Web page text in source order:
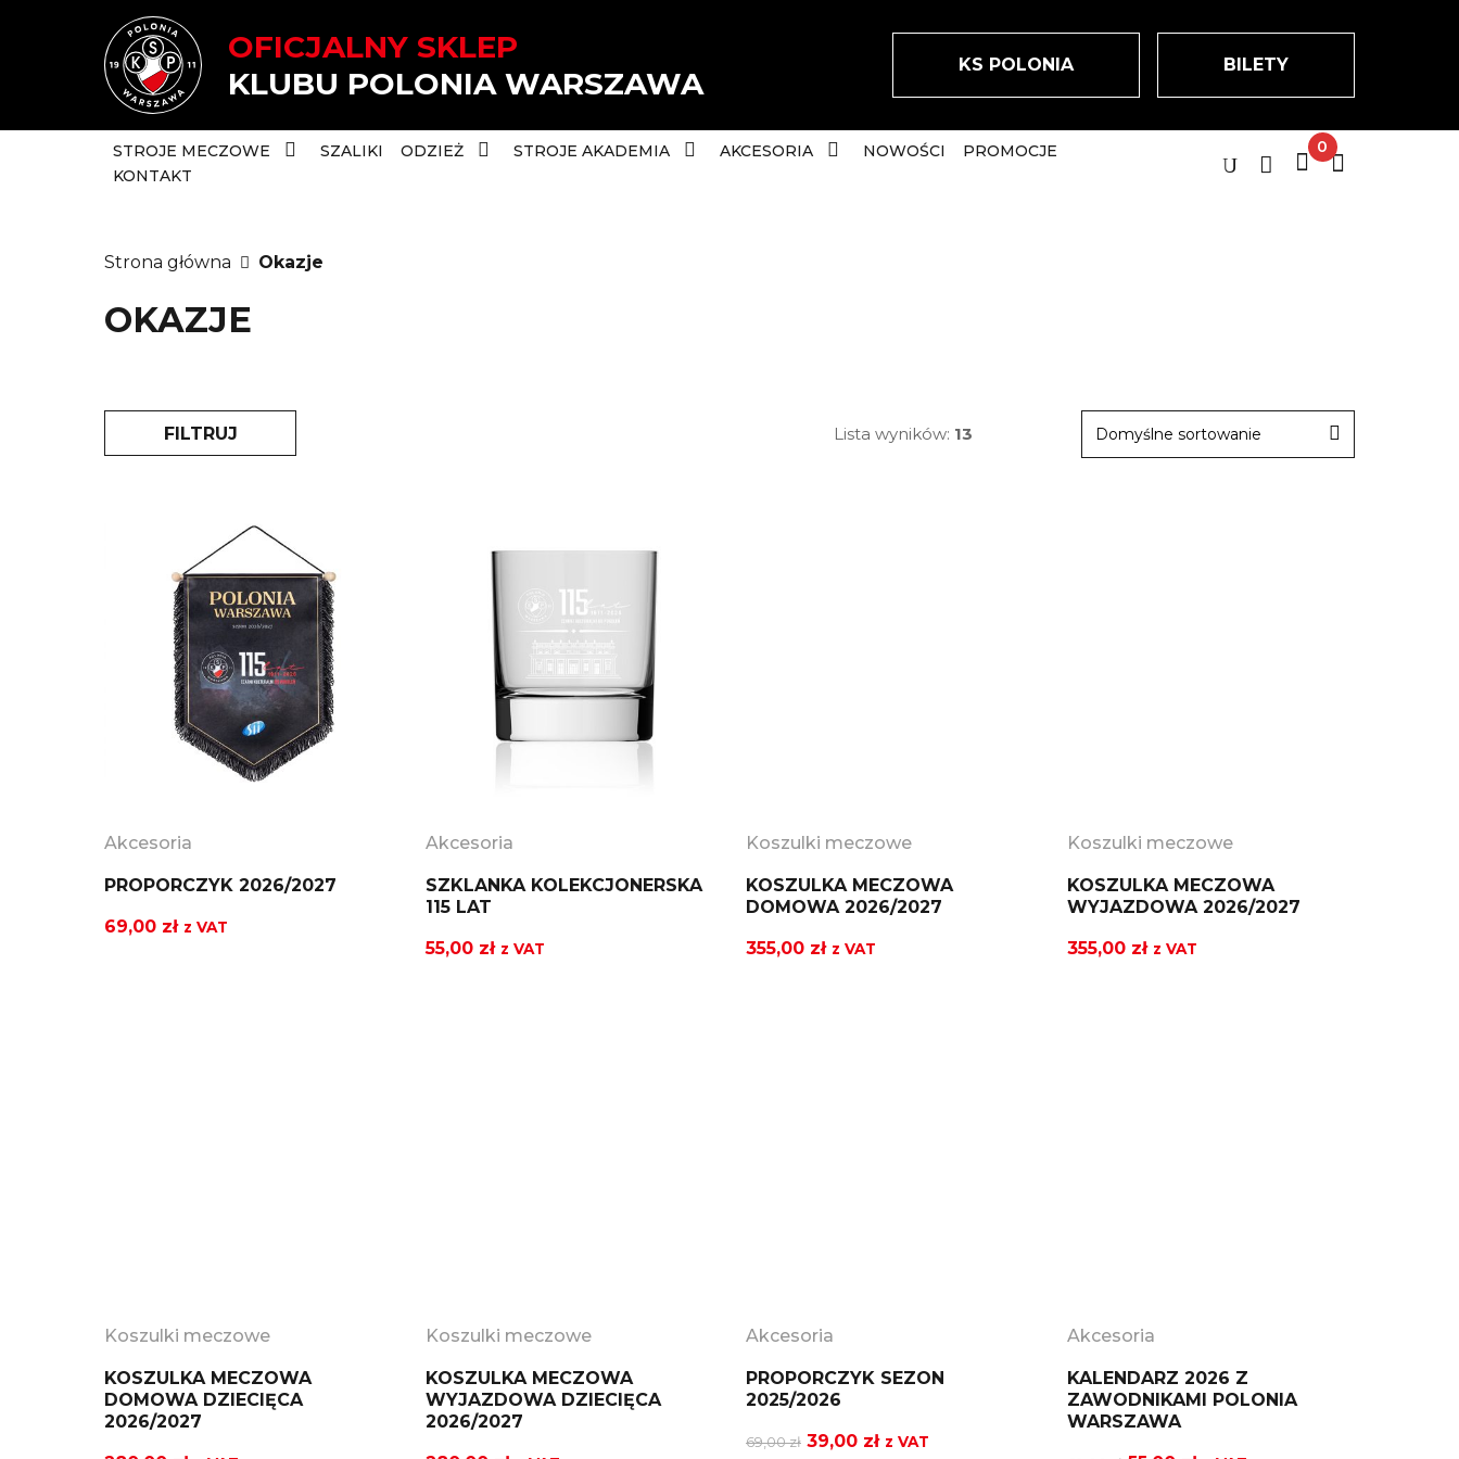
OFICJALNY SKLEP
KLUBU POLONIA WARSZAWA
KS POLONIA BILETY
STROJE MECZOWE SZALIKI ODZIEŻ STROJE AKADEMIA AKCESORIA NOWOŚCI
PROMOCJE
KONTAKT
0
Strona główna Okazje
OKAZJE
Lista wyników: 13
FILTRUJ Domyślne sortowanie
Akcesoria
PROPORCZYK 2026/2027
69,00 zł z VAT
Akcesoria
SZKLANKA KOLEKCJONERSKA
115 LAT
55,00 zł z VAT
Koszulki meczowe
KOSZULKA MECZOWA
DOMOWA 2026/2027
355,00 zł z VAT
Koszulki meczowe
KOSZULKA MECZOWA
WYJAZDOWA 2026/2027
355,00 zł z VAT
Koszulki meczowe
KOSZULKA MECZOWA
DOMOWA DZIECIĘCA
2026/2027
Koszulki meczowe
KOSZULKA MECZOWA
WYJAZDOWA DZIECIĘCA
2026/2027
Akcesoria
PROPORCZYK SEZON
2025/2026
69,00zł Pierwotna
39,00 złAktualna
z VAT
Akcesoria
KALENDARZ 2026 Z
ZAWODNIKAMI POLONIA
WARSZAWA